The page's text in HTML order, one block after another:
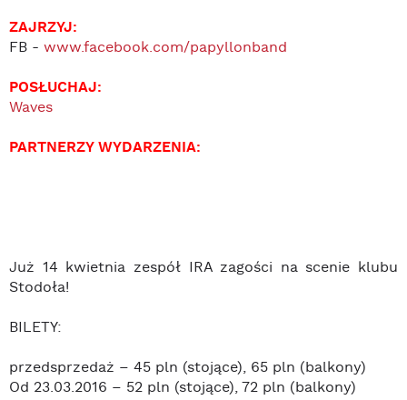
ZAJRZYJ:
FB - www.facebook.com/papyllonband
POSŁUCHAJ:
Waves
PARTNERZY WYDARZENIA:
Już 14 kwietnia zespół IRA zagości na scenie klubu
Stodoła!
BILETY:
przedsprzedaż – 45 pln (stojące), 65 pln (balkony)
Od 23.03.2016 – 52 pln (stojące), 72 pln (balkony)